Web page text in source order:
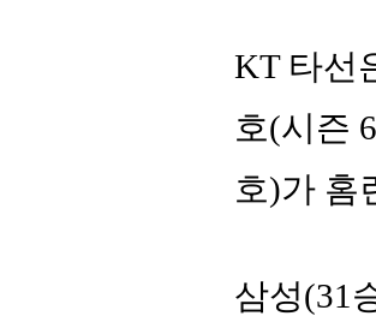
KT 타선
호(시즌
호)가 홈
삼성(31